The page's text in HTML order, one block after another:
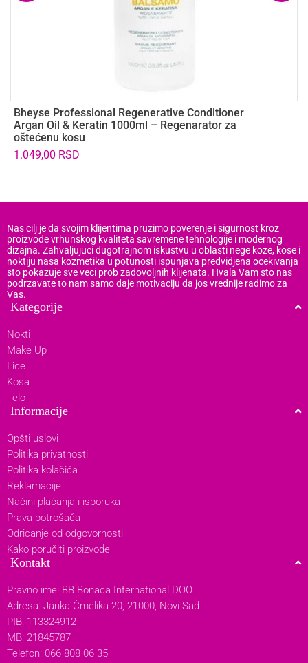
Bheyse Professional Regenerative Conditioner
Argan Oil & Keratin 1000ml – Regenarator za
oštećenu kosu
1.049,00 RSD
Nas cilj je da svojim klijentima pruzimo poverenje i sigurnost kroz
proizvode vrhunskog kvaliteta savremene tehnologije i modernog
dizajna. Zahvaljujuci dugotrajnom iskustvu u oblasti nege koze, kose i
noktiju nasa kozmetika u potunosti ispunjava predvidjena ocekivanja
sto pokazuje sve veci prob zadovoljnih klijenata. Hvala Vam sto nas
podrzavate to nam samo daje motivaciju da jos vrednije radimo za
Vas.
Kategorije
Nokti
Make Up
Lice
Kosa
Telo
Informacije
Opšti uslovi
Politika privatnosti
Politika kolačića
Reklamacije
Načini plaćanja i isporuka
Prava potrošača
Odricanje od odgovornosti
Kako poručiti proizvode
Kontakt
Pravno ime: BB Bonaca International DOO
Adresa: Janka Čmelika 20, 21000, Novi Sad
PIB: 113324912
MB: 21845787
Telefon: 066 808 06 35